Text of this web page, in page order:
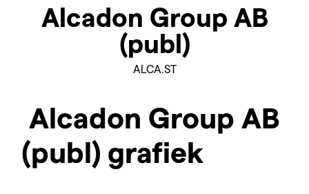
Alcadon Group AB
(publ)
ALCA.ST
Alcadon Group AB
(publ) grafiek